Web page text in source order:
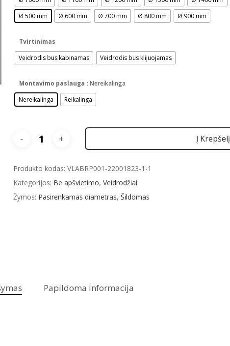
Ø 500 mm
Ø 600 mm Ø 700 mm Ø 800 mm Ø 900 mm
Tvirtinimas
Veidrodis bus kabinamas
Veidrodis bus klijuojamas
Montavimo paslauga : Nereikalinga
Nereikalinga
Reikalinga
Į Krepšelį
Produkto kodas: VLABRP001-22001823-1-1
Kategorijos: Be apšvietimo, Veidrodžiai
Žymos: Pasirenkamas diametras, Šildomas
Papildoma informacija